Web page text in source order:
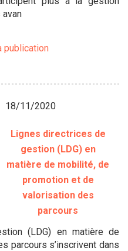
publication
18/11/2020
Lignes directrices de
gestion (LDG) en
matière de mobilité, de
promotion et de
valorisation des
parcours
(LDG) en matière de
parcours s’inscrivent dans